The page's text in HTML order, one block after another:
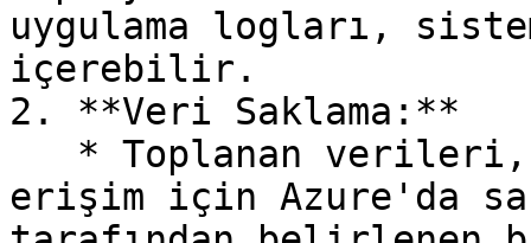
uygulama logları,
içerebilir.
2. **Veri Saklama:**
erişim için Azure'da